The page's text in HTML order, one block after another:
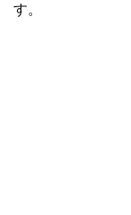
す。